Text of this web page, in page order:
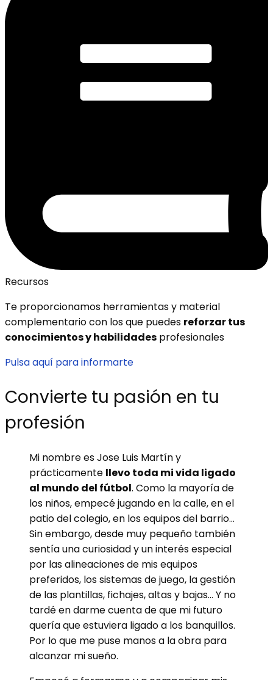
Recursos
Te proporcionamos herramientas y material
complementario con los que puedes reforzar tus
conocimientos y habilidades profesionales
Pulsa aquí para informarte
Convierte tu pasión en tu
profesión
Mi nombre es Jose Luis Martín y
prácticamente llevo toda mi vida ligado
al mundo del fútbol. Como la mayoría de
los niños, empecé jugando en la calle, en el
patio del colegio, en los equipos del barrio…
Sin embargo, desde muy pequeño también
sentía una curiosidad y un interés especial
por las alineaciones de mis equipos
preferidos, los sistemas de juego, la gestión
de las plantillas, fichajes, altas y bajas… Y no
tardé en darme cuenta de que mi futuro
quería que estuviera ligado a los banquillos.
Por lo que me puse manos a la obra para
alcanzar mi sueño.